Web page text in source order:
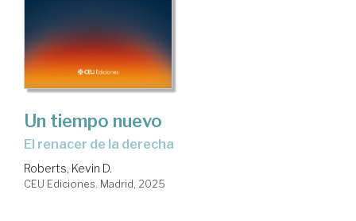
Un tiempo nuevo
El renacer de la derecha
Roberts, Kevin D.
CEU Ediciones. Madrid, 2025